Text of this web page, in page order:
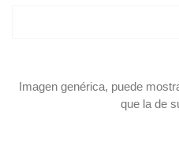
Imagen genérica, puede
que la de